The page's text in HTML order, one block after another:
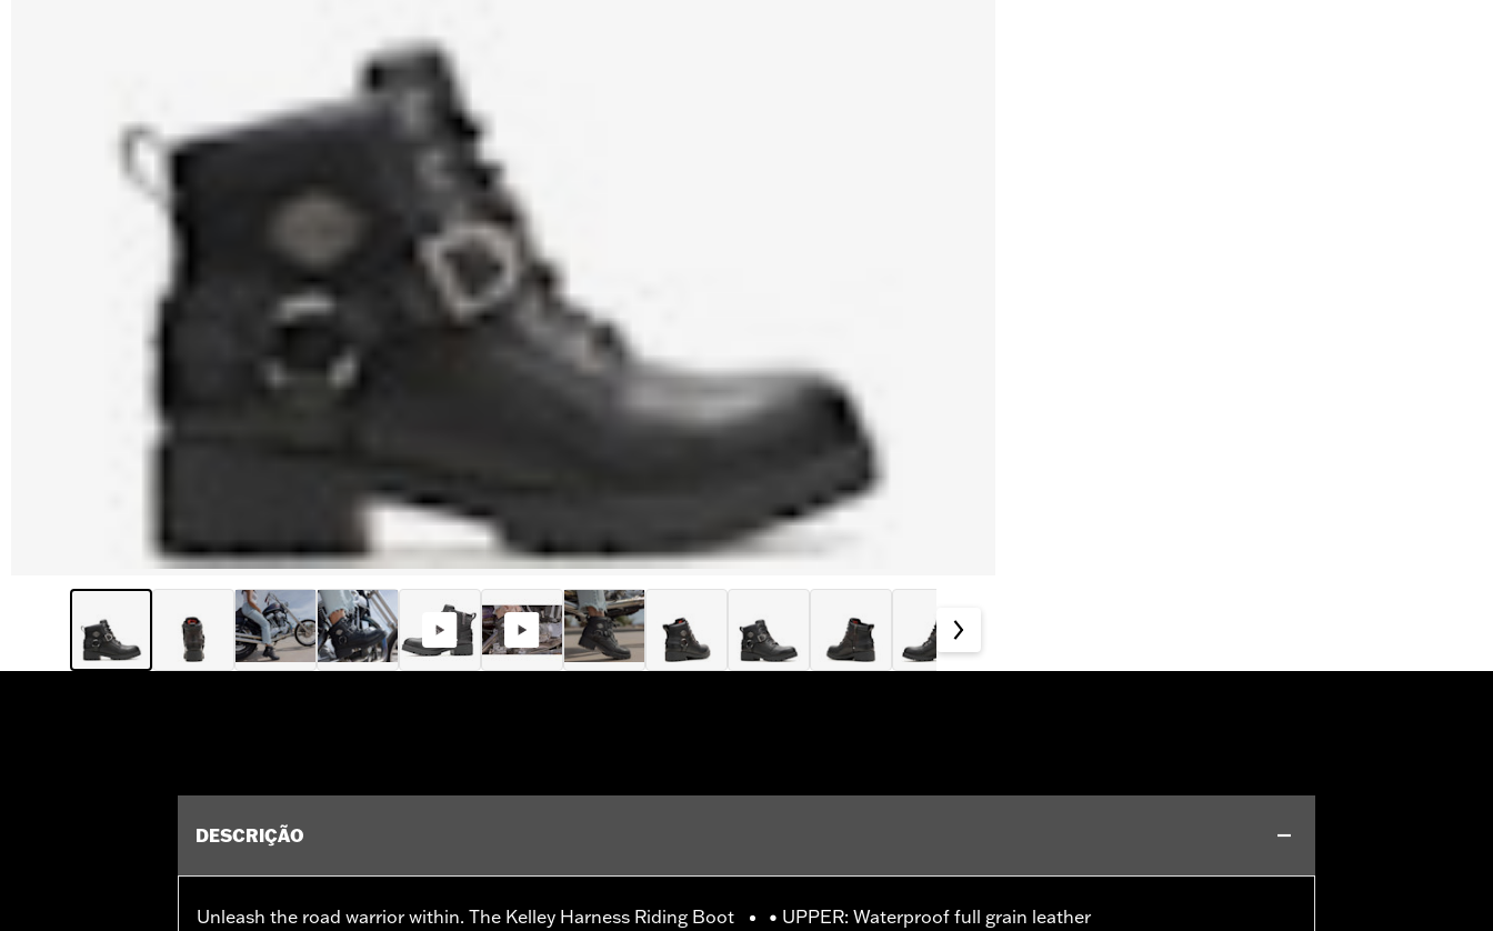
DESCRIÇÃO
Unleash the road warrior within. The Kelley Harness Riding Boot
• UPPER: Waterproof full grain leather